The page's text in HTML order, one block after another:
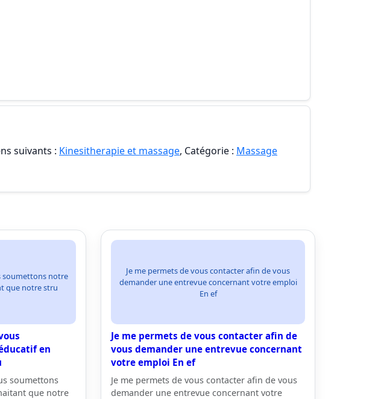
suivants : Kinesitherapie et massage, Catégorie : Massage
soumettons notre
que notre stru
en
soumettons
que notre
Je me permets de vous contacter afin de vous
demander une entrevue concernant votre emploi
En ef
Je me permets de vous contacter afin de
vous demander une entrevue concernant
votre emploi En ef
Je me permets de vous contacter afin de vous
demander une entrevue concernant votre